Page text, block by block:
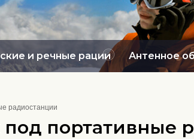
и речные рации Антенное
радиостанции
портативные